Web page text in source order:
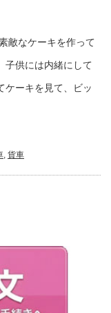
敵なケーキを作って
子供には内緒にして
ケーキを見て、ビッ
, 貨車